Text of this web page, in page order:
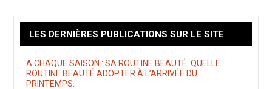
LES DERNIÈRES PUBLICATIONS SUR LE SITE
A CHAQUE SAISON : SA ROUTINE BEAUTÉ. QUELLE
ROUTINE BEAUTÉ ADOPTER À L’ARRIVÉE DU
PRINTEMPS.